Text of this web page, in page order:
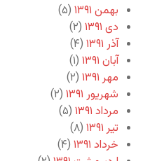
بهمن ۱۳۹۱
(۵)
دی ۱۳۹۱
(۲)
آذر ۱۳۹۱
(۴)
آبان ۱۳۹۱
(۱)
مهر ۱۳۹۱
(۲)
شهریور ۱۳۹۱
(۲)
مرداد ۱۳۹۱
(۵)
تیر ۱۳۹۱
(۸)
خرداد ۱۳۹۱
(۴)